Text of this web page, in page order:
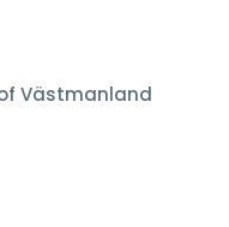
Västmanland